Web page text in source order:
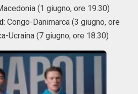
(1 giugno, ore 19.30)
: Congo-Danimarca (3 giugno, ore
Ucraina (7 giugno, ore 18.30)